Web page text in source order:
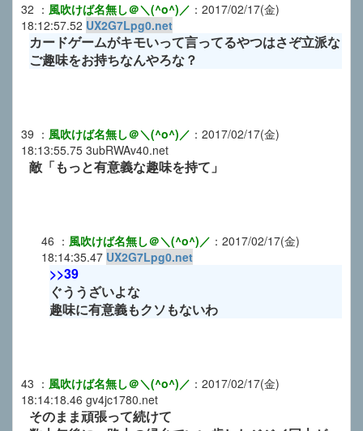
32 ： 風吹けば名無し＠＼(^o^)／ ： 2017/02/17(金)
18:12:57.52 UX2G7Lpg0.net
カードゲームがキモいって言ってるやつはさぞ立派な
ご趣味をお持ちなんやろな？
39 ： 風吹けば名無し＠＼(^o^)／ ： 2017/02/17(金)
18:13:55.75 3ubRWAv40.net
敵「もっと有意義な趣味を持て」
46 ： 風吹けば名無し＠＼(^o^)／ ： 2017/02/17(金)
18:14:35.47 UX2G7Lpg0.net
>>39
ぐううざいよな
趣味に有意義もクソもないわ
43 ： 風吹けば名無し＠＼(^o^)／ ： 2017/02/17(金)
18:14:18.46 gv4jc1780.net
そのまま頑張って続けて